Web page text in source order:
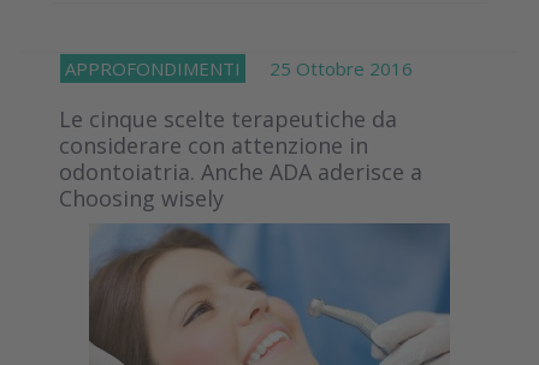
APPROFONDIMENTI 25 Ottobre 2016
Le cinque scelte terapeutiche da
considerare con attenzione in
odontoiatria. Anche ADA aderisce a
Choosing wisely